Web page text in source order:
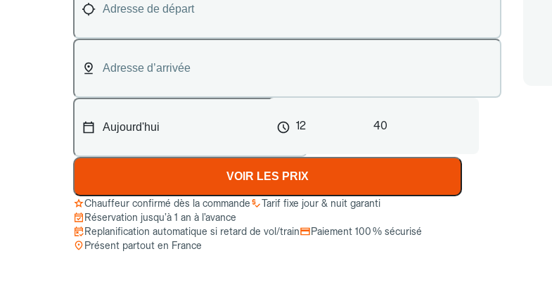
12 40
VOIR LES PRIX
Chauffeur confirmé dès la commande
Tarif fixe jour & nuit garanti
Réservation jusqu’à 1 an à l’avance
Replanification automatique si retard de vol/train
Paiement 100 % sécurisé
Présent partout en France